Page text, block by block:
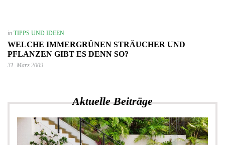
in TIPPS UND IDEEN
WELCHE IMMERGRÜNEN STRÄUCHER UND
PFLANZEN GIBT ES DENN SO?
31. März 2009
Aktuelle Beiträge